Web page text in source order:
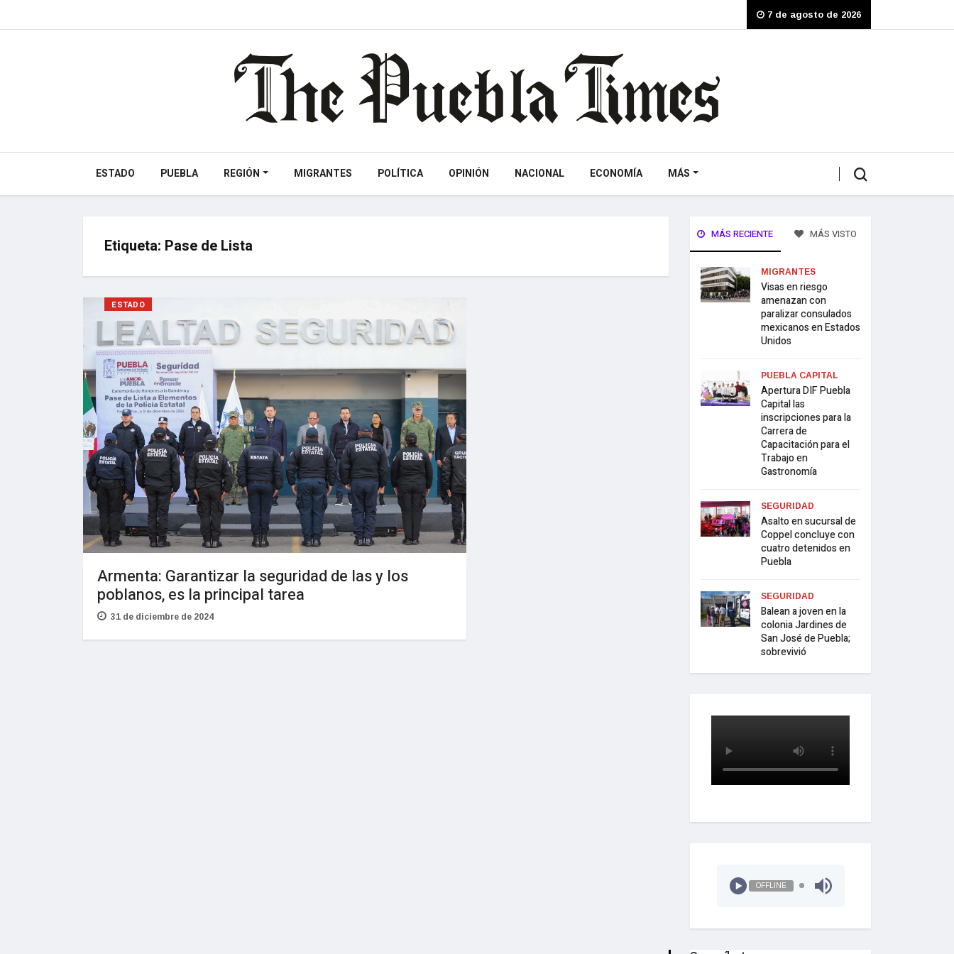
7 de agosto de 2026
ESTADO PUEBLA REGIÓN MIGRANTES POLÍTICA OPINIÓN NACIONAL ECONOMÍA MÁS
Etiqueta: Pase de Lista
ESTADO
Armenta: Garantizar la seguridad de las y los
poblanos, es la principal tarea
31 de diciembre de 2024
MÁS RECIENTE MÁS VISTO
MIGRANTES
Visas en riesgo
amenazan con
paralizar consulados
mexicanos en Estados
Unidos
PUEBLA CAPITAL
Apertura DIF Puebla
Capital las
inscripciones para la
Carrera de
Capacitación para el
Trabajo en
Gastronomía
SEGURIDAD
Asalto en sucursal de
Coppel concluye con
cuatro detenidos en
Puebla
SEGURIDAD
Balean a joven en la
colonia Jardines de
San José de Puebla;
sobrevivió
OFFLINE